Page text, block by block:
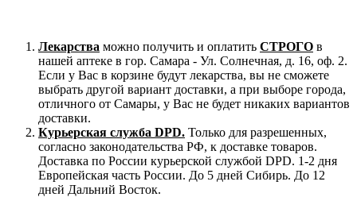
Лекарства можно получить и оплатить СТРОГО в
нашей аптеке в гор. Самара - Ул. Солнечная, д. 16, оф. 2.
Если у Вас в корзине будут лекарства, вы не сможете
выбрать другой вариант доставки, а при выборе города,
отличного от Самары, у Вас не будет никаких вариантов
доставки.
Курьерская служба DPD. Только для разрешенных,
согласно законодательства РФ, к доставке товаров.
Доставка по России курьерской службой DPD. 1-2 дня
Европейская часть России. До 5 дней Сибирь. До 12
дней Дальний Восток.